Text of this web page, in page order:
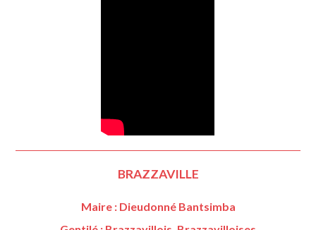
BRAZZAVILLE
Maire : Dieudonné Bantsimba